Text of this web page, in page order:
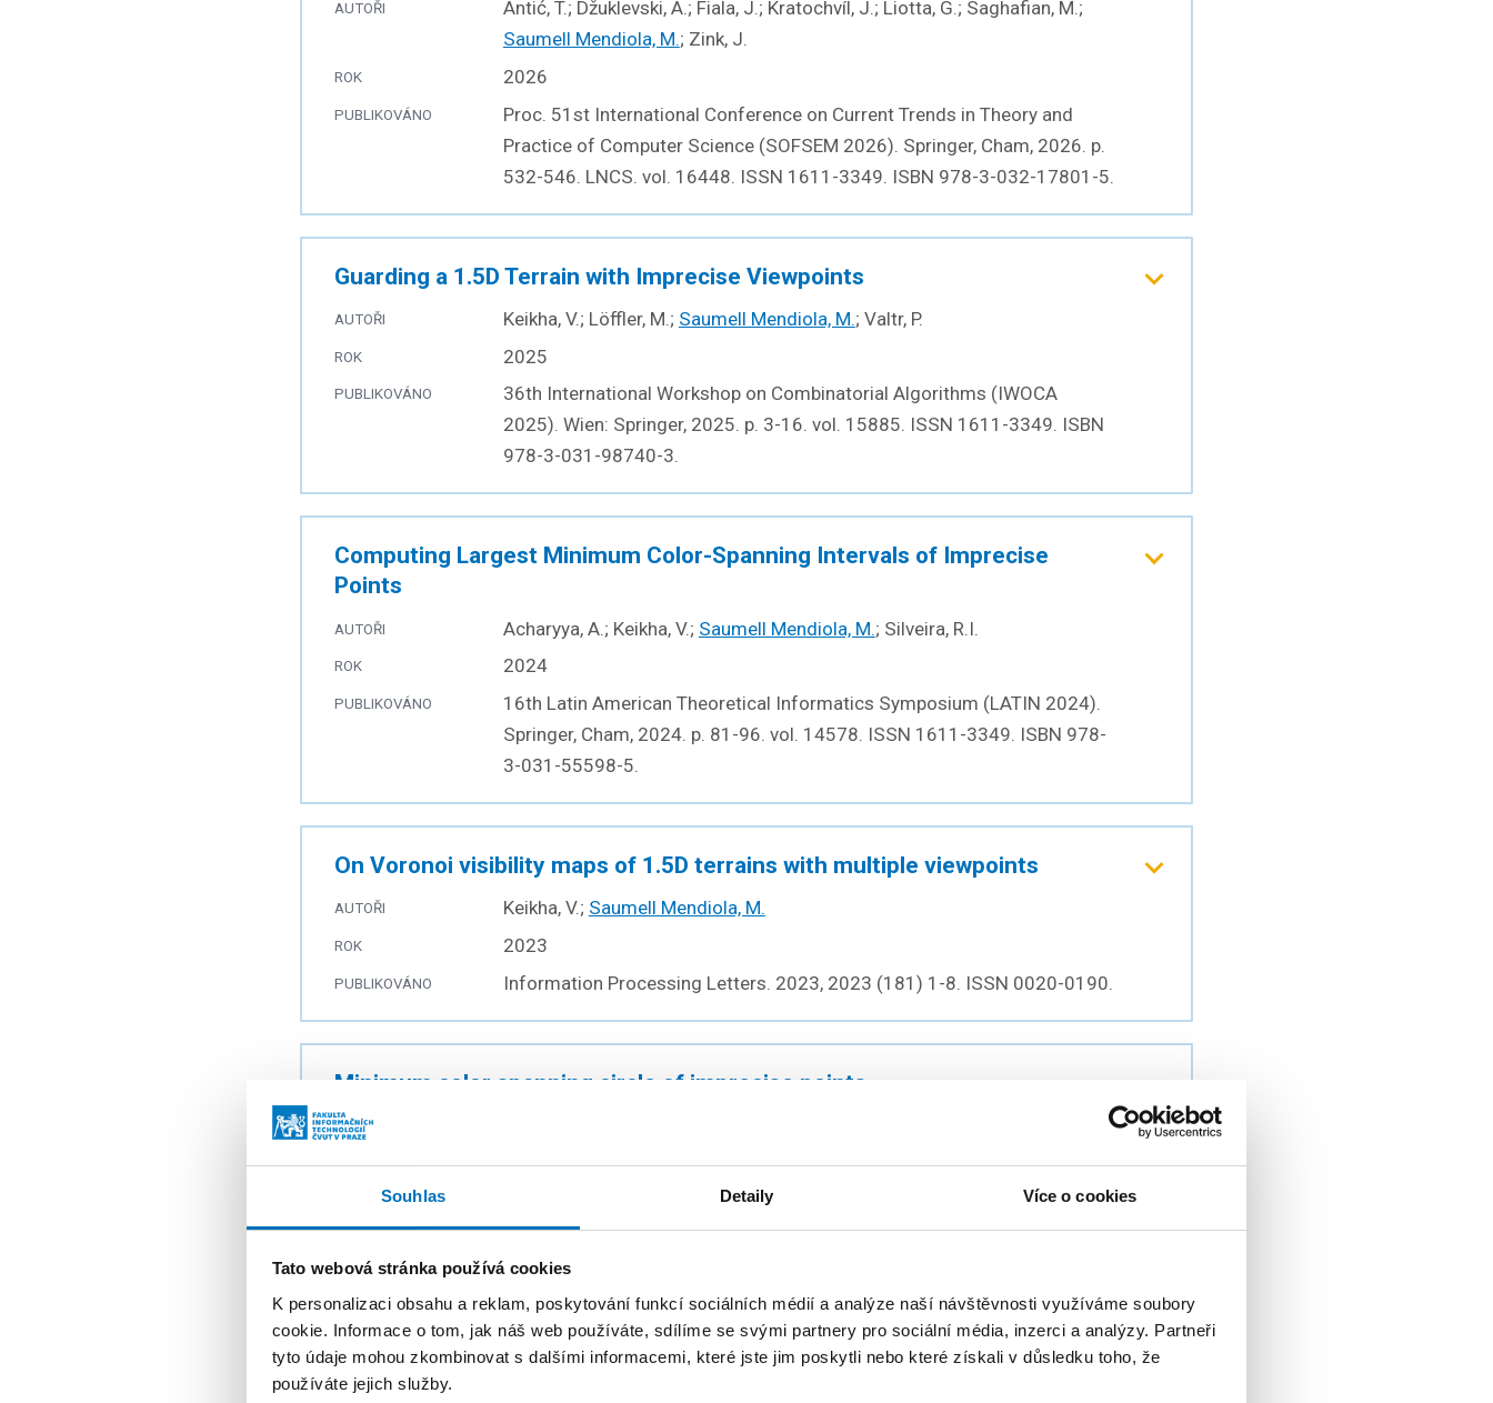
Souhlas Detaily Více o cookies
Tato webová stránka používá cookies
K personalizaci obsahu a reklam, poskytování funkcí sociálních médií a analýze naší návštěvnosti využíváme soubory
cookie. Informace o tom, jak náš web používáte, sdílíme se svými partnery pro sociální média, inzerci a analýzy. Partneři
tyto údaje mohou zkombinovat s dalšími informacemi, které jste jim poskytli nebo které získali v důsledku toho, že
používáte jejich služby.
AUTOŘI
Antić, T.; Džuklevski, A.; Fiala, J.; Kratochvíl, J.; Liotta, G.; Saghafian, M.;
Saumell Mendiola, M.; Zink, J.
ROK 2026
PUBLIKOVÁNO
Proc. 51st International Conference on Current Trends in Theory and
Practice of Computer Science (SOFSEM 2026). Springer, Cham, 2026. p.
532-546. LNCS. vol. 16448. ISSN 1611-3349. ISBN 978-3-032-17801-5.
Guarding a 1.5D Terrain with Imprecise Viewpoints
AUTOŘI Keikha, V.; Löffler, M.; Saumell Mendiola, M.; Valtr, P.
ROK 2025
PUBLIKOVÁNO
36th International Workshop on Combinatorial Algorithms (IWOCA
2025). Wien: Springer, 2025. p. 3-16. vol. 15885. ISSN 1611-3349. ISBN
978-3-031-98740-3.
Computing Largest Minimum Color-Spanning Intervals of Imprecise
Points
AUTOŘI Acharyya, A.; Keikha, V.; Saumell Mendiola, M.; Silveira, R.I.
ROK 2024
PUBLIKOVÁNO
16th Latin American Theoretical Informatics Symposium (LATIN 2024).
Springer, Cham, 2024. p. 81-96. vol. 14578. ISSN 1611-3349. ISBN 978-
3-031-55598-5.
On Voronoi visibility maps of 1.5D terrains with multiple viewpoints
AUTOŘI Keikha, V.; Saumell Mendiola, M.
ROK 2023
PUBLIKOVÁNO Information Processing Letters. 2023, 2023 (181) 1-8. ISSN 0020-0190.
Minimum color spanning circle of imprecise points
AUTOŘI
ROK 2022
PUBLIKOVÁNO
Theoretical Computer Science. 2022, 2022 (930) 116-127. ISSN 0304-
3975.
Minimum Color Spanning Circle in Imprecise Setup
AUTOŘI Acharyya, A.; Jallu, R.K.; Keikha, V.; Löffler, M.;